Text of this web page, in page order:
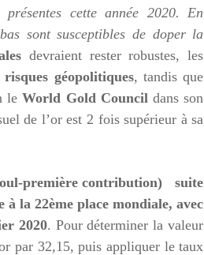
présentes cette année 2020. En
sont susceptibles de doper la
devraient rester robustes, les
géopolitiques, tandis que
leWorld Gold Council dans son
de l’or est 2 fois supérieur à sa
première contribution) suite
la 22ème place mondiale, avec
2020. Pour déterminer la valeur
par 32,15, puis appliquer le taux